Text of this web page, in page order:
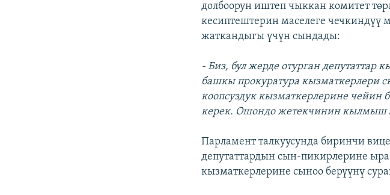
долбоорун иштеп чыккан комитет
кесиптештерин маселеге
жаткандыгы үчүн сындады:
- Биз, бул жерде отурган
башкы прокуратура кызматкерлери
коопсуздук кызматкерлерине чейин
керек. Ошондо жетекчинин кылмыш
Парламент талкуусунда биринчи
депутаттардын сын-пикирлерине
кызматкерлерине сыноо берүүнү